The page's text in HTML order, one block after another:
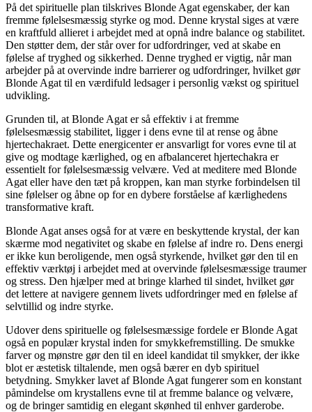
På det spirituelle plan tilskrives Blonde Agat egenskaber, der kan
fremme følelsesmæssig styrke og mod. Denne krystal siges at være
en kraftfuld allieret i arbejdet med at opnå indre balance og stabilitet.
Den støtter dem, der står over for udfordringer, ved at skabe en
følelse af tryghed og sikkerhed. Denne tryghed er vigtig, når man
arbejder på at overvinde indre barrierer og udfordringer, hvilket gør
Blonde Agat til en værdifuld ledsager i personlig vækst og spirituel
udvikling.
Grunden til, at Blonde Agat er så effektiv i at fremme
følelsesmæssig stabilitet, ligger i dens evne til at rense og åbne
hjertechakraet. Dette energicenter er ansvarligt for vores evne til at
give og modtage kærlighed, og en afbalanceret hjertechakra er
essentielt for følelsesmæssig velvære. Ved at meditere med Blonde
Agat eller have den tæt på kroppen, kan man styrke forbindelsen til
sine følelser og åbne op for en dybere forståelse af kærlighedens
transformative kraft.
Blonde Agat anses også for at være en beskyttende krystal, der kan
skærme mod negativitet og skabe en følelse af indre ro. Dens energi
er ikke kun beroligende, men også styrkende, hvilket gør den til en
effektiv værktøj i arbejdet med at overvinde følelsesmæssige traumer
og stress. Den hjælper med at bringe klarhed til sindet, hvilket gør
det lettere at navigere gennem livets udfordringer med en følelse af
selvtillid og indre styrke.
Udover dens spirituelle og følelsesmæssige fordele er Blonde Agat
også en populær krystal inden for smykkefremstilling. De smukke
farver og mønstre gør den til en ideel kandidat til smykker, der ikke
blot er æstetisk tiltalende, men også bærer en dyb spirituel
betydning. Smykker lavet af Blonde Agat fungerer som en konstant
påmindelse om krystallens evne til at fremme balance og velvære,
og de bringer samtidig en elegant skønhed til enhver garderobe.